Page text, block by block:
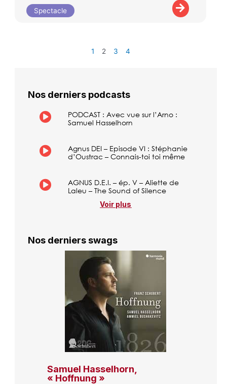
Spectacle
1 2 3 4
Nos derniers podcasts
PODCAST : Avec vue sur l’Arno :
Samuel Hasselhorn
Agnus DEI – Episode VI : Stéphanie
d’Oustrac – Connais-toi toi même
AGNUS D.E.I. – ép. V – Aliette de
Laleu – The Sound of Silence
Voir plus
Nos derniers swags
Samuel Hasselhorn,
« Hoffnung »